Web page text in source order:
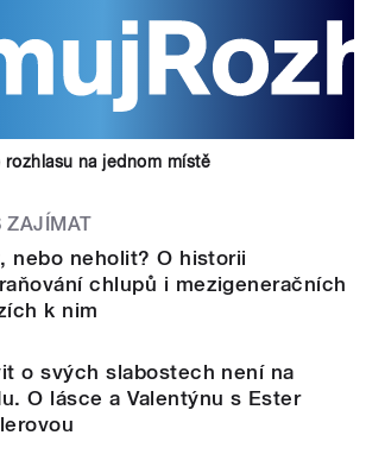
na jednom místě
ZAJÍMAT
nebo neholit? O historii
chlupů i mezigeneračních
k nim
o svých slabostech není na
O lásce a Valentýnu s Ester